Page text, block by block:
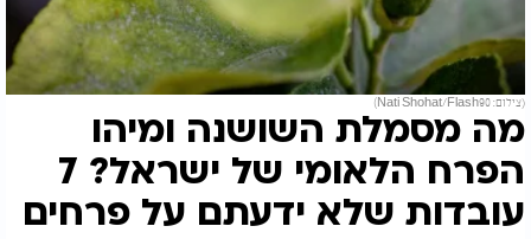
(צילום: Nati Shohat/Flash90)
מה מסמלת השושנה ומיהו
הפרח הלאומי של ישראל? 7
עובדות שלא ידעתם על פרחים